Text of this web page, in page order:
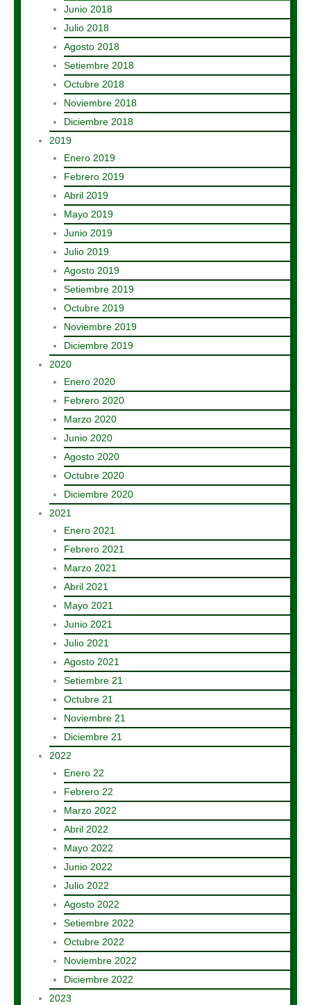
Junio 2018
Julio 2018
Agosto 2018
Setiembre 2018
Octubre 2018
Noviembre 2018
Diciembre 2018
2019
Enero 2019
Febrero 2019
Abril 2019
Mayo 2019
Junio 2019
Julio 2019
Agosto 2019
Setiembre 2019
Octubre 2019
Noviembre 2019
Diciembre 2019
2020
Enero 2020
Febrero 2020
Marzo 2020
Junio 2020
Agosto 2020
Octubre 2020
Diciembre 2020
2021
Enero 2021
Febrero 2021
Marzo 2021
Abril 2021
Mayo 2021
Junio 2021
Julio 2021
Agosto 2021
Setiembre 21
Octubre 21
Noviembre 21
Diciembre 21
2022
Enero 22
Febrero 22
Marzo 2022
Abril 2022
Mayo 2022
Junio 2022
Julio 2022
Agosto 2022
Setiembre 2022
Octubre 2022
Noviembre 2022
Diciembre 2022
2023